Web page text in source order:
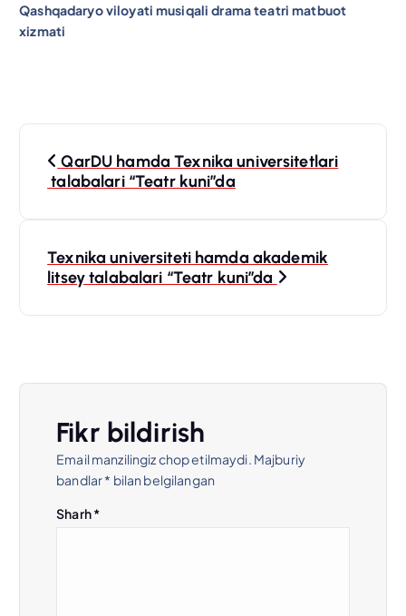
Qashqadaryo viloyati musiqali drama teatri matbuot
xizmati
QarDU hamda Texnika universitetlari
talabalari “Teatr kuni”da
Texnika universiteti hamda akademik
litsey talabalari “Teatr kuni”da
Fikr bildirish
Email manzilingiz chop etilmaydi. Majburiy
bandlar* bilan belgilangan
Sharh*